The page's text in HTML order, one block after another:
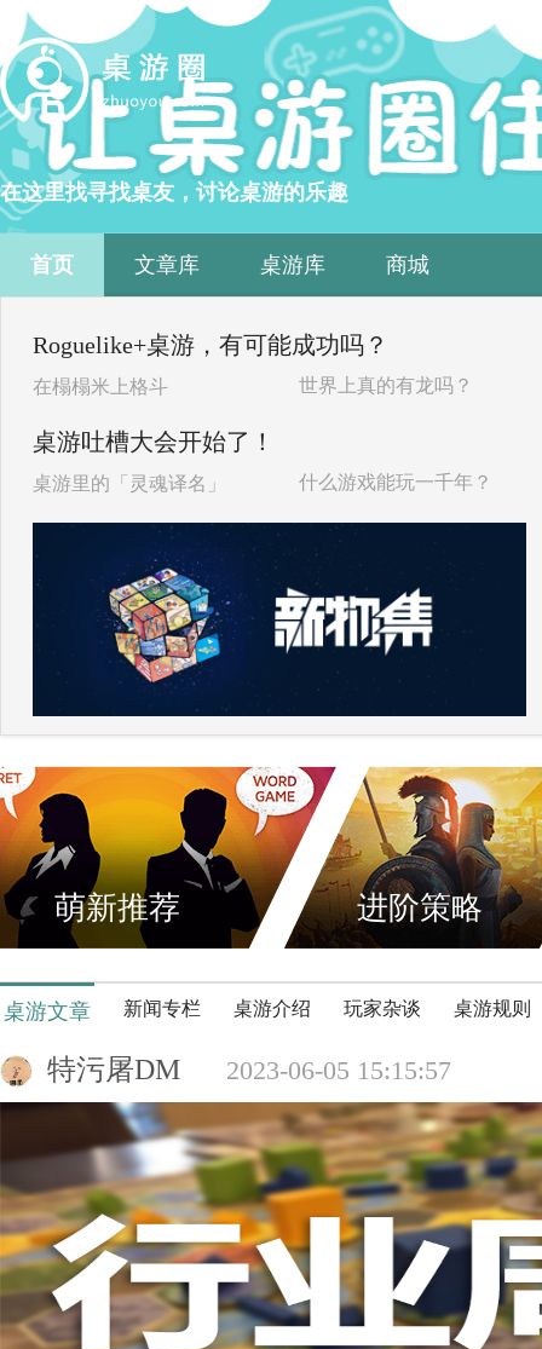
在这里找寻找桌友，讨论桌游的乐趣
首页 文章库 桌游库 商城
Roguelike+桌游，有可能成功吗？
在榻榻米上格斗 世界上真的有龙吗？
桌游吐槽大会开始了！
桌游里的「灵魂译名」 什么游戏能玩一千年？
萌新推荐 进阶策略
桌游文章 新闻专栏 桌游介绍 玩家杂谈 桌游规则
特污屠DM 2023-06-05 15:15:57